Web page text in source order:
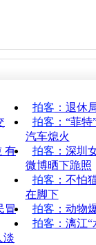
拍客 ：退休
拍客 ：“菲
汽车熄火
有
拍客 ：深圳
微博晒下跪照
拍客 ：不怕
在脚下
冒
拍客 ：动物
拍客 ：漓江
淡